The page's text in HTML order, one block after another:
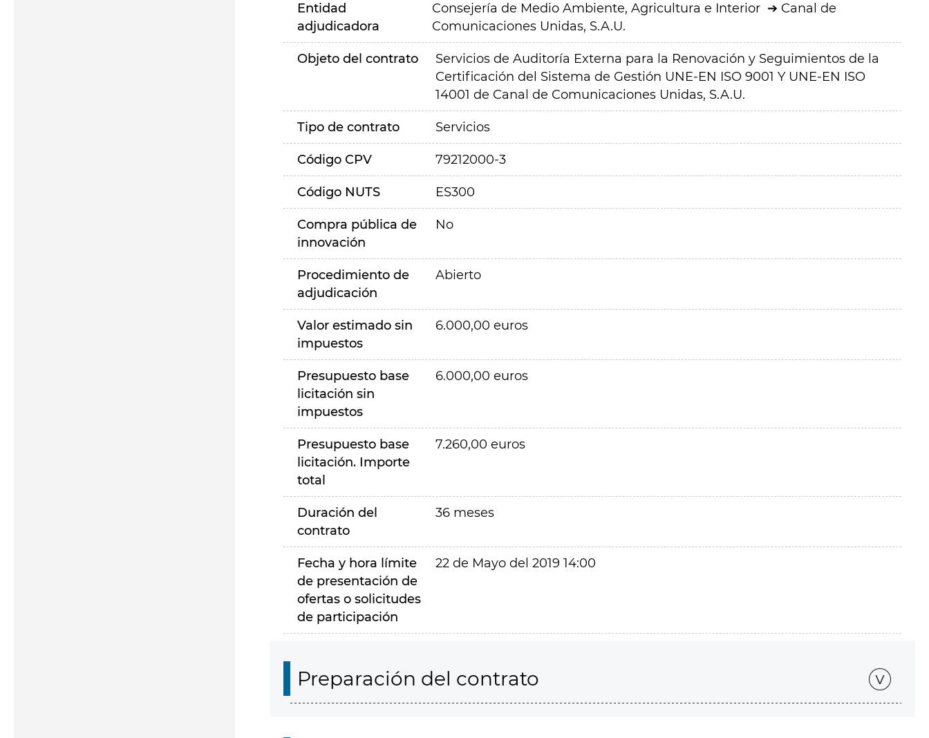
Entidad
adjudicadora
Consejería de Medio Ambiente, Agricultura e Interior
Canal de
Comunicaciones Unidas, S.A.U.
Objeto del contrato
Servicios de Auditoría Externa para la Renovación y Seguimientos de la
Certificación del Sistema de Gestión UNE-EN ISO 9001 Y UNE-EN ISO
14001 de Canal de Comunicaciones Unidas, S.A.U.
Tipo de contrato Servicios
Código CPV 79212000-3
Código NUTS ES300
Compra pública de
innovación
No
Procedimiento de
adjudicación
Abierto
Valor estimado sin
impuestos
6.000,00 euros
Presupuesto base
licitación sin
impuestos
6.000,00 euros
Presupuesto base
licitación. Importe
total
7.260,00 euros
Duración del
contrato
36 meses
Fecha y hora límite
de presentación de
ofertas o solicitudes
de participación
22 de Mayo del 2019 14:00
Preparación del contrato